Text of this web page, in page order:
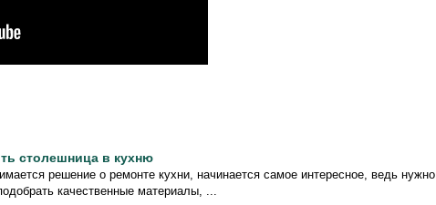
столешница в кухню
решение о ремонте кухни, начинается самое интересное, ведь нужно
качественные материалы, ...